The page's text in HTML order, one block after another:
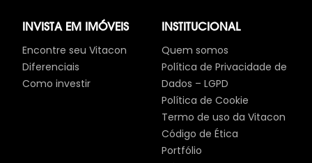
INVISTA EM IMÓVEIS
Encontre seu Vitacon
Diferenciais
Como investir
INSTITUCIONAL
Quem somos
Política de Privacidade de
Dados – LGPD
Política de Cookie
Termo de uso da Vitacon
Código de Ética
Portfólio